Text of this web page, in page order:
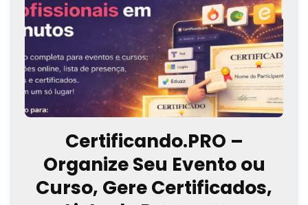
Certificando.PRO –
Organize Seu Evento ou
Curso, Gere Certificados,